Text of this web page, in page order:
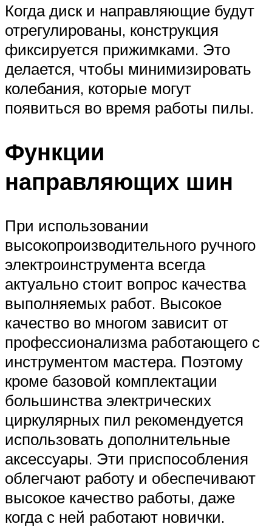
Когда диск и направляющие будут
отрегулированы, конструкция
фиксируется прижимками. Это
делается, чтобы минимизировать
колебания, которые могут
появиться во время работы пилы.
Функции
направляющих шин
При использовании
высокопроизводительного ручного
электроинструмента всегда
актуально стоит вопрос качества
выполняемых работ. Высокое
качество во многом зависит от
профессионализма работающего с
инструментом мастера. Поэтому
кроме базовой комплектации
большинства электрических
циркулярных пил рекомендуется
использовать дополнительные
аксессуары. Эти приспособления
облегчают работу и обеспечивают
высокое качество работы, даже
когда с ней работают новички.